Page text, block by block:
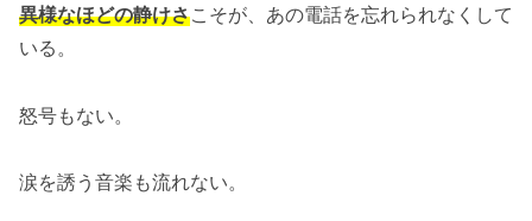
異様なほどの静けさこそが、あの電話を忘れられなくして
いる。
怒号もない。
涙を誘う音楽も流れない。